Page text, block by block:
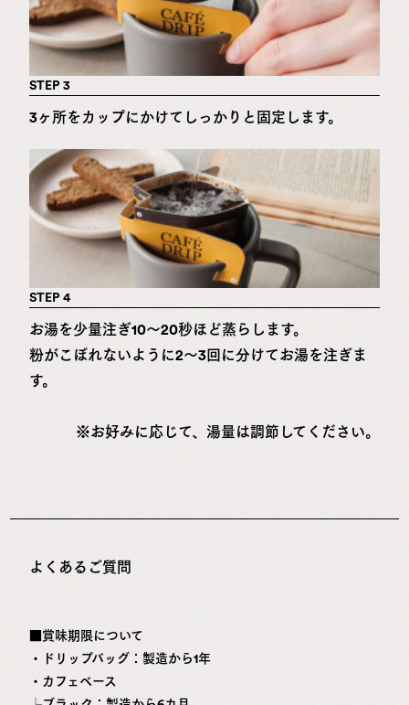
STEP 3
3ヶ所をカップにかけてしっかりと固定します。
STEP 4
お湯を少量注ぎ10～20秒ほど蒸らします。
粉がこぼれないように2～3回に分けてお湯を注ぎま
す。
※お好みに応じて、湯量は調節してください。
よくあるご質問
■賞味期限について
・ドリップバッグ：製造から1年
・カフェベース